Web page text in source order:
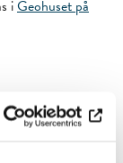
iGeohuset på
donationer från